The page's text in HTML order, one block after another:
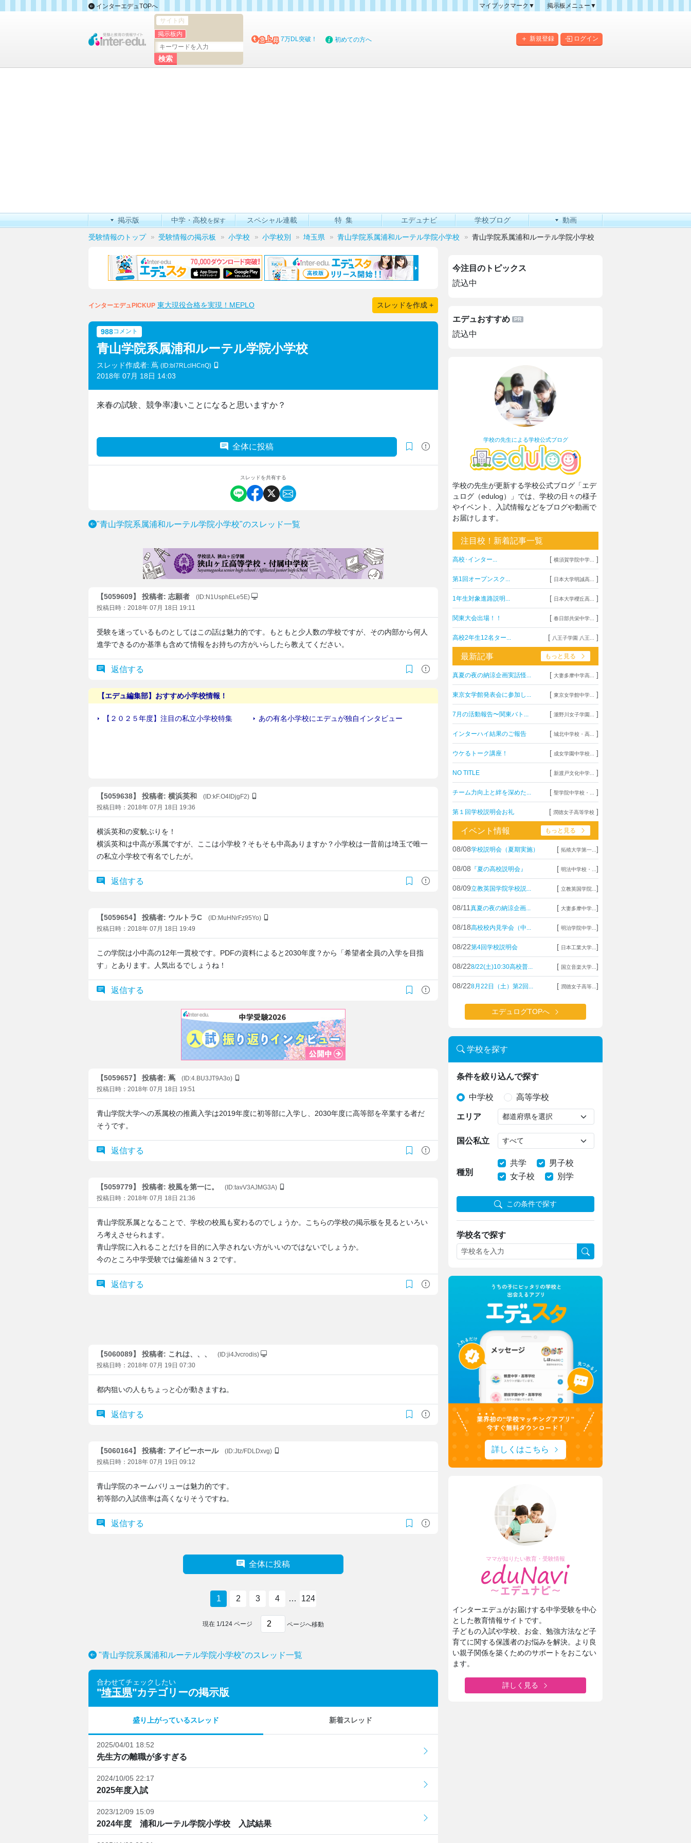
インターエデュTOPへ
マイブックマーク▼
掲示板メニュー▼
掲示板マップ
新規登録 ログイン
サイト内
掲示板内
7万DL突破！ 初めての方へ
掲示版 中学・高校を探す スペシャル連載 特集 エデュナビ 学校ブログ 動画
受験情報のトップ 受験情報の掲示板 小学校 小学校別 埼玉県 青山学院系属浦和ルーテル学院小学校 青山学院系属浦和ルーテル学院小学校
インターエデュPICKUP 東大現役合格を実現！MEPLO スレッドを作成 +
988コメント
青山学院系属浦和ルーテル学院小学校
スレッド作成者: 蔦 (ID:bl7RLclHCnQ)
2018年 07月 18日 14:03
来春の試験、競争率凄いことになると思いますか？
全体に投稿
スレッドを共有する
"青山学院系属浦和ルーテル学院小学校"のスレッド一覧
【5059609】 投稿者: 志願者
(ID:N1UsphELe5E)
投稿日時：2018年 07月 18日 19:11
受験を迷っているものとしてはこの話は魅力的です。もともと少人数の学校ですが、その内部から何人
進学できるのか基準も含めて情報をお持ちの方がいらしたら教えてください。
返信する
【5059638】 投稿者: 横浜英和
(ID:kF.O4IDjgF2)
投稿日時：2018年 07月 18日 19:36
横浜英和の変貌ぶりを！
横浜英和は中高が系属ですが、ここは小学校？そもそも中高ありますか？小学校は一昔前は埼玉で唯一
の私立小学校で有名でしたが。
返信する
【5059654】 投稿者: ウルトラC
(ID:MuHNrFz95Yo)
投稿日時：2018年 07月 18日 19:49
この学院は小中高の12年一貫校です。PDFの資料によると2030年度？から「希望者全員の入学を目指
す」とあります。人気出るでしょうね！
返信する
【5059657】 投稿者: 蔦
(ID:4.BU3JT9A3o)
投稿日時：2018年 07月 18日 19:51
青山学院大学への系属校の推薦入学は2019年度に初等部に入学し、2030年度に高等部を卒業する者だ
そうです。
返信する
【5059779】 投稿者: 校風を第一に。
(ID:tavV3AJMG3A)
投稿日時：2018年 07月 18日 21:36
青山学院系属となることで、学校の校風も変わるのでしょうか。こちらの学校の掲示板を見るといろい
ろ考えさせられます。
青山学院に入れることだけを目的に入学されない方がいいのではないでしょうか。
今のところ中学受験では偏差値Ｎ３２です。
返信する
【5060089】 投稿者: これは、、、
(ID:ji4Jvcrodis)
投稿日時：2018年 07月 19日 07:30
都内狙いの人もちょっと心が動きますね。
返信する
【5060164】 投稿者: アイビーホール
(ID:Jtz/FDLDxvg)
投稿日時：2018年 07月 19日 09:12
青山学院のネームバリューは魅力的です。
初等部の入試倍率は高くなりそうですね。
返信する
全体に投稿
1 2 3 4 … 124
現在 1/124 ページ ページへ移動
"青山学院系属浦和ルーテル学院小学校"のスレッド一覧
合わせてチェックしたい
"埼玉県"カテゴリーの掲示版
盛り上がっているスレッド 新着スレッド
2025/04/01 18:52
先生方の離職が多すぎる
2024/10/05 22:17
2025年度入試
2023/12/09 15:09
2024年度 浦和ルーテル学院小学校 入試結果
今注目のトピックス
読込中
エデュおすすめ
読込中
学校の先生による学校公式ブログ
学校の先生が更新する学校公式ブログ「エデ
ュログ（edulog）」では、学校の日々の様子
やイベント、入試情報などをブログや動画で
お届けします。
注目校！新着記事一覧
高校･インター... [ 横須賀学院中学... ]
第1回オープンスク... [ 日本大学明誠高... ]
1年生対象進路説明... [ 日本大学櫻丘高... ]
関東大会出場！！ [ 春日部共栄中学... ]
高校2年生12名ター... [ 八王子学園 八王... ]
最新記事 もっと見る
真夏の夜の納涼企画実話怪... [ 大妻多摩中学高... ]
東京女学館発表会に参加し... [ 東京女学館中学... ]
7月の活動報告〜関東バト... [ 瀧野川女子学園... ]
インターハイ結果のご報告 [ 城北中学校・高... ]
ウケるトーク講座！ [ 成女学園中学校... ]
NO TITLE [ 新渡戸文化中学... ]
チーム力向上と絆を深めた... [ 聖学院中学校・... ]
第１回学校説明会お礼 [ 潤徳女子高等学校 ]
イベント情報 もっと見る
08/08学校説明会（夏期実施） [ 拓殖大学第一... ]
08/08 『夏の高校説明会』 [ 明法中学校・... ]
08/09立教英国学院学校説... [ 立教英国学院... ]
08/11 真夏の夜の納涼企画... [ 大妻多摩中学... ]
08/18高校校内見学会（中... [ 明治学院中学... ]
08/22第4回学校説明会 [ 日本工業大学... ]
08/228/22(土)10:30高校普... [ 国立音楽大学... ]
08/228月22日（土）第2回... [ 潤徳女子高等... ]
エデュログTOPへ
学校を探す
条件を絞り込んで探す
中学校 高等学校
エリア
国公私立
種別
共学
男子校
女子校
別学
この条件で探す
学校名で探す
詳しくはこちら
ママが知りたい教育・受験情報
インターエデュがお届けする中学受験を中心
とした教育情報サイトです。
子どもの入試や学校、お金、勉強方法など子
育てに関する保護者のお悩みを解決。より良
い親子関係を築くためのサポートをおこない
ます。
詳しく見る